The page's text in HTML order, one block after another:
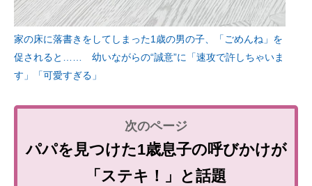
家の床に落書きをしてしまった1歳の男の子、「ごめんね」を
促されると…… 幼いながらの“誠意”に「速攻で許しちゃいま
す」「可愛すぎる」
パパを見つけた1歳息子の呼びかけが
「ステキ！」と話題